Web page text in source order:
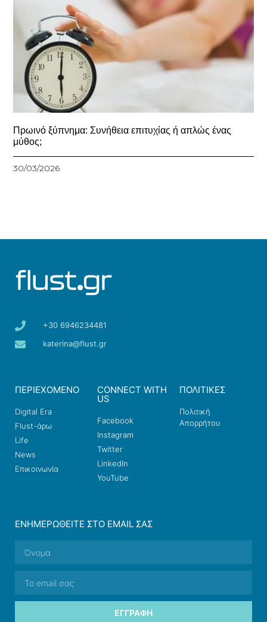
Πρωινό ξύπνημα: Συνήθεια επιτυχίας ή απλώς ένας
μύθος;
30/03/2026
+30 6946234481
katerina@flust.gr
ΠΕΡΙΕΧΟΜΕΝΟ
Digital Era
Flust-άρω
Life
News
Επικοινωνία
CONNECT WITH
US
Facebook
Instagram
Twitter
LinkedIn
YouTube
ΠΟΛΙΤΙΚΕΣ
Πολιτική
Απορρήτου
ΕΝΗΜΕΡΩΘΕΊΤΕ ΣΤΟ EMAIL ΣΑΣ
ΕΓΓΡΑΦΉ